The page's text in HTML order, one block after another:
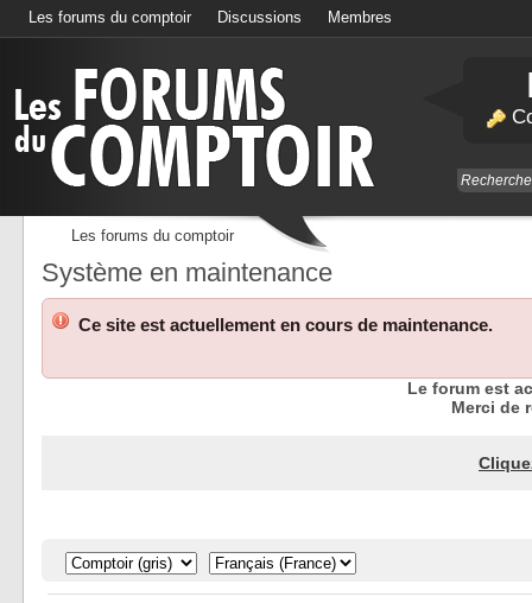
Les forums du comptoir Discussions Membres
Les forums du comptoir
Système en maintenance
Ce site est actuellement en cours de maintenance.
Le forum est
Merci de